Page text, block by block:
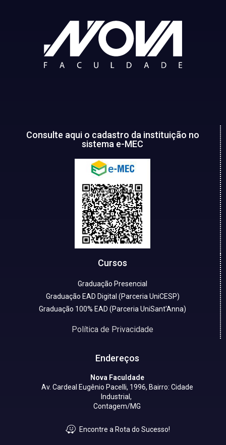
Consulte aqui o cadastro da instituição no
sistema e-MEC
Cursos
Graduação Presencial
Graduação EAD Digital (Parceria UniCESP)
Graduação 100% EAD (Parceria UniSant'Anna)
Política de Privacidade
Endereços
Nova Faculdade
Av. Cardeal Eugênio Pacelli, 1996, Bairro: Cidade
Industrial,
Contagem/MG
Encontre a Rota do Sucesso!